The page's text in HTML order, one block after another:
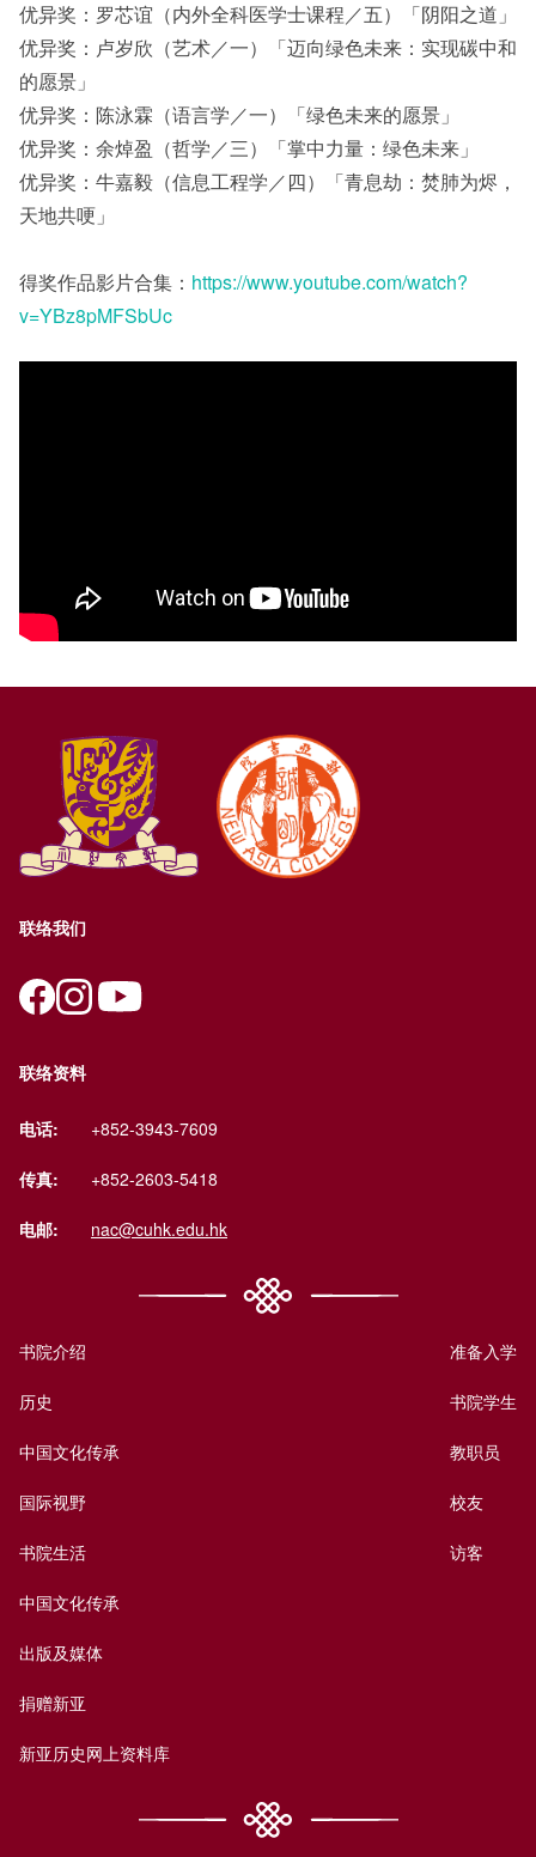
优异奖：罗芯谊（内外全科医学士课程／五）「阴阳之道」
优异奖：卢岁欣（艺术／一）「迈向绿色未来：实现碳中和
的愿景」
优异奖：陈泳霖（语言学／一）「绿色未来的愿景」
优异奖：余焯盈（哲学／三）「掌中力量：绿色未来」
优异奖：牛嘉毅（信息工程学／四）「青息劫：焚肺为烬，
天地共哽」
得奖作品影片合集： https://www.youtube.com/watch?
v=YBz8pMFSbUc
联络我们
联络资料
电话: +852-3943-7609
传真: +852-2603-5418
电邮: nac@cuhk.edu.hk
书院介绍
历史
中国文化传承
国际视野
书院生活
中国文化传承
出版及媒体
捐赠新亚
新亚历史网上资料库
准备入学
书院学生
教职员
校友
访客